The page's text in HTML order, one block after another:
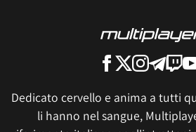
Dedicato cervello e anima a tutti
li hanno nel sangue,